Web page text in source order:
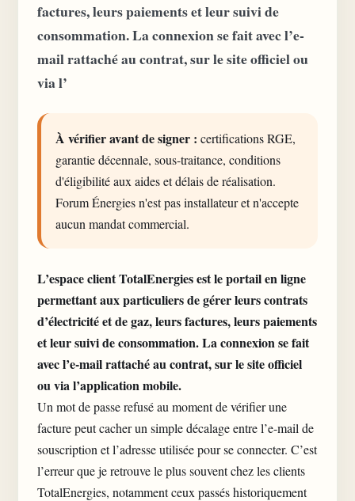
factures, leurs paiements et leur suivi de
consommation. La connexion se fait avec l’e-
mail rattaché au contrat, sur le site officiel ou
via l’
À vérifier avant de signer : certifications RGE,
garantie décennale, sous-traitance, conditions
d'éligibilité aux aides et délais de réalisation.
Forum Énergies n'est pas installateur et n'accepte
aucun mandat commercial.
L’espace clientTotalEnergies est le portail en ligne
permettant aux particuliers de gérer leurs contrats
d’électricité et de gaz, leurs factures, leurs paiements
et leur suivi de consommation. La connexion se fait
avec l’e-mail rattaché au contrat, sur le site officiel
ou via l’application mobile.
Un mot de passe refusé au moment de vérifier une
facture peut cacher un simple décalage entre l’e-mail de
souscription et l’adresse utilisée pour se connecter. C’est
l’erreur que je retrouve le plus souvent chez les clients
TotalEnergies, notamment ceux passés historiquement